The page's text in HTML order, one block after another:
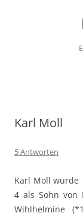
Karl Moll
5 Antworten
Karl Moll wurde
4 als Sohn von
Wihlhelmine